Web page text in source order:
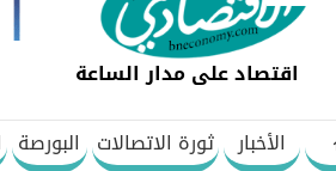
اقتصاد على مدار الساعة
الأخبار
ثورة الاتصالات البورصة